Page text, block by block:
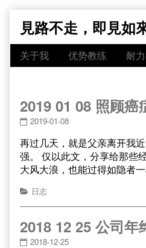
content
見路不走，即見
关于我 优势教练 耐
2019 01 08 照顾癌
2019-01-08
再过几天，就是父亲离开我
强。 仅以此文，分享给那些
大风大浪，也能过得如隐者
日志
2018 12 25 公司年
2018-12-25